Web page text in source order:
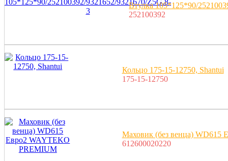
Втулка 105*125*90/
252100392
Кольцо 175-15-12750, Shantui
175-15-12750
Маховик (без венца) WD615
612600020220